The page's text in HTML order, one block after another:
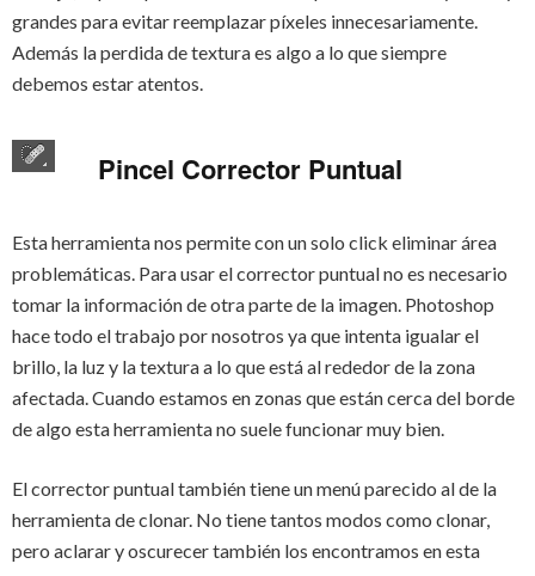
grandes para evitar reemplazar píxeles innecesariamente.
Además la perdida de textura es algo a lo que siempre
debemos estar atentos.
Pincel Corrector Puntual
Esta herramienta nos permite con un solo click eliminar área
problemáticas. Para usar el corrector puntual no es necesario
tomar la información de otra parte de la imagen. Photoshop
hace todo el trabajo por nosotros ya que intenta igualar el
brillo, la luz y la textura a lo que está al rededor de la zona
afectada. Cuando estamos en zonas que están cerca del borde
de algo esta herramienta no suele funcionar muy bien.
El corrector puntual también tiene un menú parecido al de la
herramienta de clonar. No tiene tantos modos como clonar,
pero aclarar y oscurecer también los encontramos en esta